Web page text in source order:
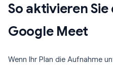
So aktivieren
Google Meet
Wenn Ihr Plan die Aufnahme